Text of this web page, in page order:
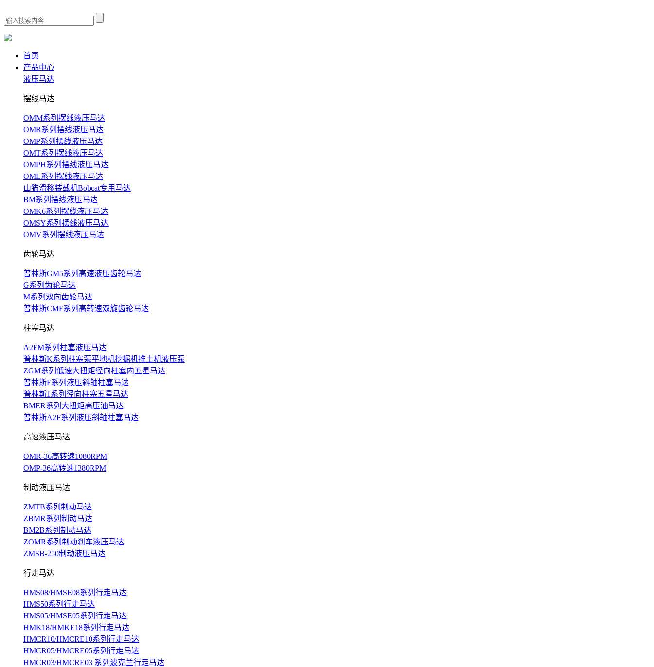
首页
产品中心
液压马达
摆线马达
OMM系列摆线液压马达
OMR系列摆线液压马达
OMP系列摆线液压马达
OMT系列摆线液压马达
OMPH系列摆线液压马达
OML系列摆线液压马达
山猫滑移装载机Bobcat专用马达
BM系列摆线液压马达
OMK6系列摆线液压马达
OMSY系列摆线液压马达
OMV系列摆线液压马达
齿轮马达
普林斯GM5系列高速液压齿轮马达
G系列齿轮马达
M系列双向齿轮马达
普林斯CMF系列高转速双旋齿轮马达
柱塞马达
A2FM系列柱塞液压马达
普林斯K系列柱塞泵平地机挖掘机推土机液压泵
ZGM系列低速大扭矩径向柱塞内五星马达
普林斯F系列液压斜轴柱塞马达
普林斯1系列径向柱塞五星马达
BMER系列大扭矩高压油马达
普林斯A2F系列液压斜轴柱塞马达
高速液压马达
OMR-36高转速1080RPM
OMP-36高转速1380RPM
制动液压马达
ZMTB系列制动马达
ZBMR系列制动马达
BM2B系列制动马达
ZOMR系列制动刹车液压马达
ZMSB-250制动液压马达
行走马达
HMS08/HMSE08系列行走马达
HMS50系列行走马达
HMS05/HMSE05系列行走马达
HMK18/HMKE18系列行走马达
HMCR10/HMCRE10系列行走马达
HMCR05/HMCRE05系列行走马达
HMCR03/HMCRE03 系列波克兰行走马达